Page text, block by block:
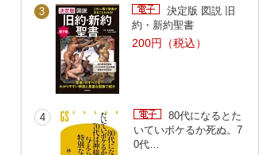
小学生のうちに身に
つけたい！「勉強」
のキホンーーー「中
１ショック」＆「反
抗期」までに【親が
やるべき】こと
國立拓治
やる気も成績も
ぐんアップ！中
のおうち勉強法
みおりん
3
決定版 図説 旧
約・新約聖書
200円（税込）
4
80代になるとた
いていボケるか死ぬ。7
0代…